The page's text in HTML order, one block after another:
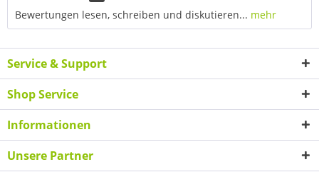
Bewertungen lesen, schreiben und diskutieren... mehr
Service & Support
Shop Service
Informationen
Unsere Partner